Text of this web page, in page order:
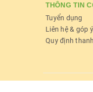
THÔNG TIN
Tuyển dụng
Liên hệ & góp ý
Quy định